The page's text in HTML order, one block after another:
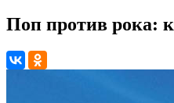
Поп против рока: